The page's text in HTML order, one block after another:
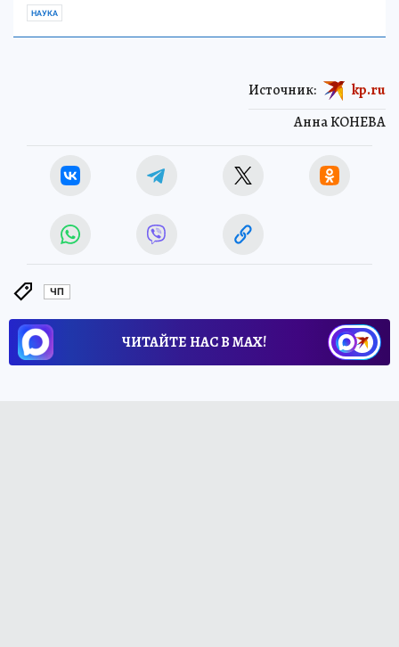
НАУКА
Анна КОНЕВА
Источник: kp.ru
ЧП
ЧИТАЙТЕ НАС В МАХ!